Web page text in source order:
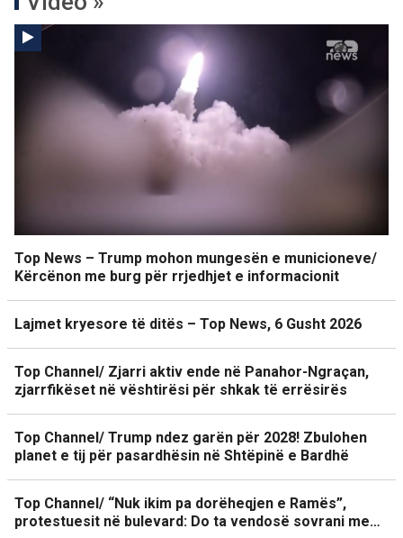
Top News – Trump mohon mungesën e municioneve/
Kërcënon me burg për rrjedhjet e informacionit
Lajmet kryesore të ditës – Top News, 6 Gusht 2026
Top Channel/ Zjarri aktiv ende në Panahor-Ngraçan,
zjarrfikëset në vështirësi për shkak të errësirës
Top Channel/ Trump ndez garën për 2028! Zbulohen
planet e tij për pasardhësin në Shtëpinë e Bardhë
Top Channel/ “Nuk ikim pa dorëheqjen e Ramës”,
protestuesit në bulevard: Do ta vendosë sovrani me…